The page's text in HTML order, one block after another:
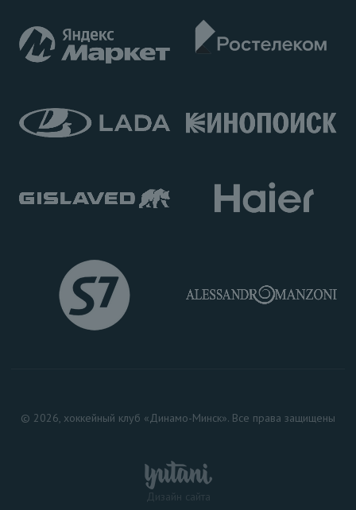
© 2026, хоккейный клуб «Динамо-Минск». Все права защищены
Дизайн сайта